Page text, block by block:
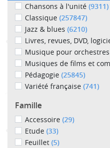
Chansons à l'unité (9311)
Classique (257847)
Jazz & blues (6210)
Livres, revues, DVD,
Musique pour
Musiques de films et
Pédagogie (25845)
Variété française (741)
Famille
Accessoire (29)
Etude (33)
Feuillet (5)